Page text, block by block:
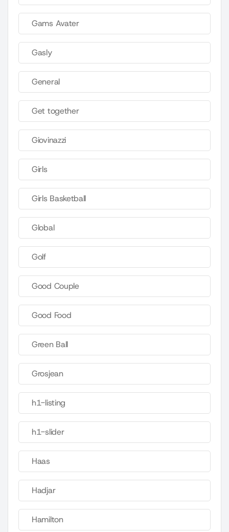
Gams Avater
Gasly
General
Get together
Giovinazzi
Girls
Girls Basketball
Global
Golf
Good Couple
Good Food
Green Ball
Grosjean
h1-listing
h1-slider
Haas
Hadjar
Hamilton